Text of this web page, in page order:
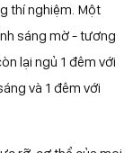
thí nghiệm. Một
sáng mờ - tương
lại ngủ 1 đêm với
và 1 đêm với